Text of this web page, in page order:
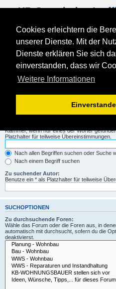
Cookies erleichtern die
unserer Dienste. Mit der
Dienste erklären Sie sich
einverstanden, dass wir
Weitere Informationen
KB Gemeinde -
FAQ
Foren-Übersicht
Suche
Klammer, wenn nur eines der Wörter
Platzhalter für teilweise Übereinstimmungen.
Nach allen Begriffen suchen oder Suche
Nach einem Begriff suchen
Zu suchender Autor:
Benutze ein * als Platzhalter für teilweise
SUCHOPTIONEN
Zu durchsuchende Foren:
Wähle das Forum oder die Foren aus, in
automatisch mit durchsucht, sofern du die
deaktivierst.